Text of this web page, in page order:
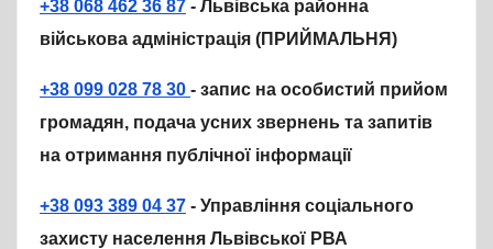
+38 068 462 36 87 - Львівська районна
військова адміністрація (ПРИЙМАЛЬНЯ)
+38 099 028 78 30 - запис на особистий прийом
громадян, подача усних звернень та запитів
на отримання публічної інформації
+38 093 389 04 37 - Управління соціального
захисту населення Львівської РВА